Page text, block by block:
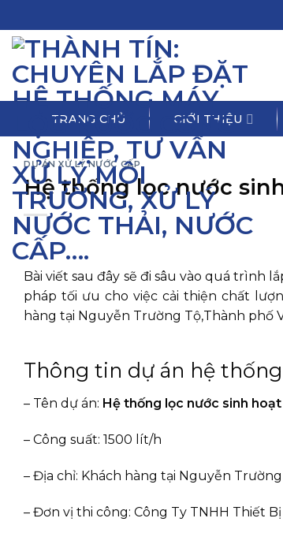
to
content
TRANG CHỦ GIỚI THIỆU
DỰ ÁN XỬ LÝ NƯỚC CẤP
Hệ thống lọc nước
Bài viết sau đây sẽ đi sâu vào quá trình
pháp tối ưu cho việc cải thiện chất
hàng tại Nguyễn Trường Tộ,Thành phố
Thông tin dự án hệ
– Tên dự án: Hệ thống lọc nước sinh
– Công suất: 1500 lít/h
– Địa chỉ: Khách hàng tại Nguyễn
– Đơn vị thi công: Công Ty TNHH Thiết